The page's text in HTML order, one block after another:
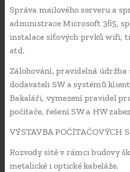
Správa mailového serveru a
administrace Microsoft 365,
instalace síťových prvků wifi,
atd.
Zálohování, pravidelná údržba
dodavateli SW a systémů
Bakaláři, vymezení pravidel
počítače, řešení SW a HW
VÝSTAVBA POČÍTAČOVÝCH
Rozvody sítě v rámci budovy
metalické i optické kabeláže.